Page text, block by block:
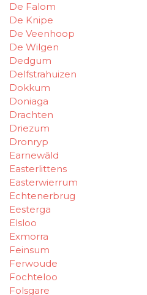
De Falom
De Knipe
De Veenhoop
De Wilgen
Dedgum
Delfstrahuizen
Dokkum
Doniaga
Drachten
Driezum
Dronryp
Earnewâld
Easterlittens
Easterwierrum
Echtenerbrug
Eesterga
Elsloo
Exmorra
Feinsum
Ferwoude
Fochteloo
Folsgare